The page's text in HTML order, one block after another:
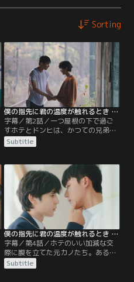
Sorting
僕の指先に君の温度が触れるとき 第02話／字幕
字幕／第2話／一つ屋根の下で過ご
すホテとドンヒは、かつての兄弟の
ような関係を取り戻していく。一
方、ホテは次第にドンヒに対して、
るのだった。
Subtitle
僕の指先に君の温度が触れるとき 第04話／字幕
字幕／第4話／ホテのいい加減な交
際に腹を立てた元カノたち。ある
日、登校すると元カノたちがホテを
待ち構えていた。慌てて保健室に逃
Subtitle